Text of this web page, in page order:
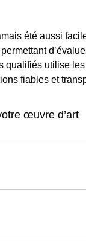
été aussi
qualifiés utilise
fiables et
œuvre d’art